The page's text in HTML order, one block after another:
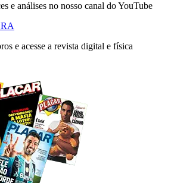
e análises no nosso canal do YouTube
e acesse a revista digital e física